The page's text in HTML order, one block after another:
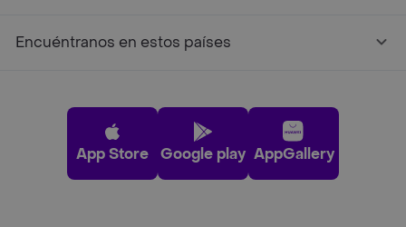
Encuéntranos en estos países
App Store Google play AppGallery